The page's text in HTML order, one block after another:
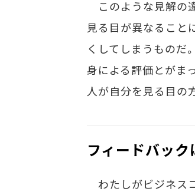
このような見解の
見る目が異なること
くしてしまうものだ
身による評価とがま
人が自分を見る目の
フィードバック
わたしがビジネス